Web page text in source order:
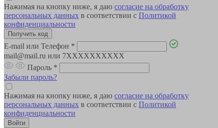
Нажимая на кнопку ниже, я даю согласие на обработку
персональных данных в соответствии с Политикой
конфиденциальности
E-mail или Телефон *
mail@mail.ru или 7XXXXXXXXXX
Пароль *
Забыли пароль?
Нажимая на кнопку ниже, я даю согласие на обработку
персональных данных в соответствии с Политикой
конфиденциальности